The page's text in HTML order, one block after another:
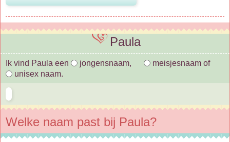
Paula
Ik vind Paula een jongensnaam,
meisjesnaam of
unisex naam.
Welke naam past bij Paula?